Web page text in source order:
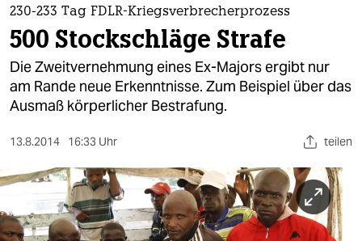
themen
politik
öko
gesellschaft
berlin
230-233 Tag FDLR-Kriegsverbrecherprozess
500 Stockschläge Strafe
Die Zweitvernehmung eines Ex-Majors ergibt nur
am Rande neue Erkenntnisse. Zum Beispiel über das
Ausmaß körperlicher Bestrafung.
13.8.2014 16:33 Uhr teilen